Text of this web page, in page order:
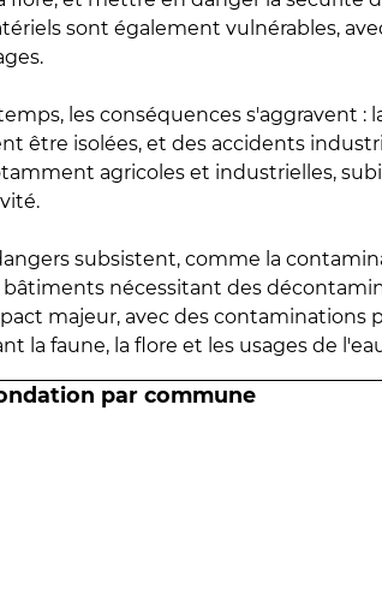
sont également vulnérables,
les conséquences s'aggravent :
être isolées, et des accidents
agricoles et industrielles,
subsistent, comme la
nécessitant des
majeur, avec des contaminations
la faune, la flore et les usages de
par commune